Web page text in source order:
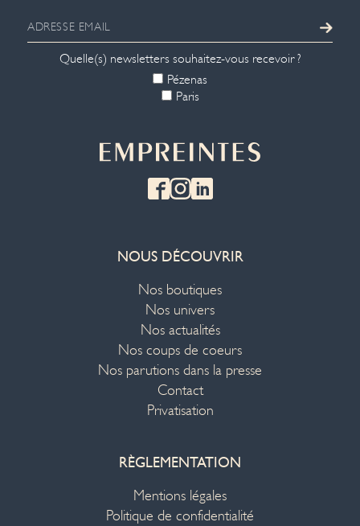
NOUS DÉCOUVRIR
Nos boutiques
Nos univers
Nos actualités
Nos coups de coeurs
Nos parutions dans la presse
Contact
Privatisation
RÈGLEMENTATION
Mentions légales
Politique de confidentialité
Quelle(s) newsletters souhaitez-vous recevoir ?
Pézenas
Paris